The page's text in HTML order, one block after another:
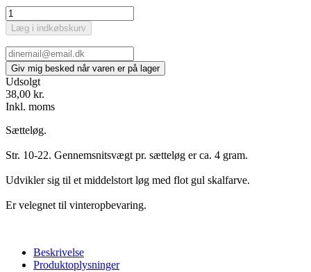
Læg i indkøbskurv
Udsolgt
38,00 kr.
Inkl. moms
Sætteløg.
Str. 10-22. Gennemsnitsvægt pr. sætteløg er ca. 4 gram.
Udvikler sig til et middelstort løg med flot gul skalfarve.
Er velegnet til vinteropbevaring.
Beskrivelse
Produktoplysninger